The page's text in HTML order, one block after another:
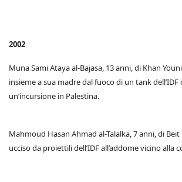
2002
Muna Sami Ataya al-Bajasa, 13 anni, di Khan
insieme a sua madre dal fuoco di un tank dell’IDF
un’incursione in Palestina.
Mahmoud Hasan Ahmad al-Talalka, 7 anni, di
ucciso da proiettili dell’IDF all’addome vicino alla